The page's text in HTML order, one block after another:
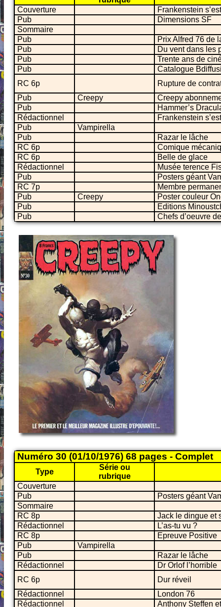
Couverture
Frankenstein
Pub
Dimensions SF
Sommaire
Pub
Prix Alfred 76 de
Pub
Du vent dans les
Pub
Trente ans de
Pub
Catalogue
RC 6p
Rupture de
Pub
Creepy
Creepy
Pub
Hammer’s
Rédactionnel
Frankenstein
Pub
Vampirella
Pub
Razar le lâche
RC 6p
Comique
RC 6p
Belle de glace
Rédactionnel
Musée terence
Pub
Posters géant
RC 7p
Membre
Pub
Creepy
Poster couleur
Pub
Editions
Pub
Chefs d’oeuvre
Numéro 30 (01/10/1976) 68 pages - Complet
Type
Série ou
rubrique
Couverture
Pub
Posters géant
Sommaire
RC 8p
Jack le dingue et
Rédactionnel
L’as-tu vu ?
RC 8p
Epreuve Positive
Pub
Vampirella
Pub
Razar le lâche
Rédactionnel
Dr Orlof l’horrible
RC 6p
Dur réveil
Rédactionnel
London 76
Rédactionnel
Anthony Steffen